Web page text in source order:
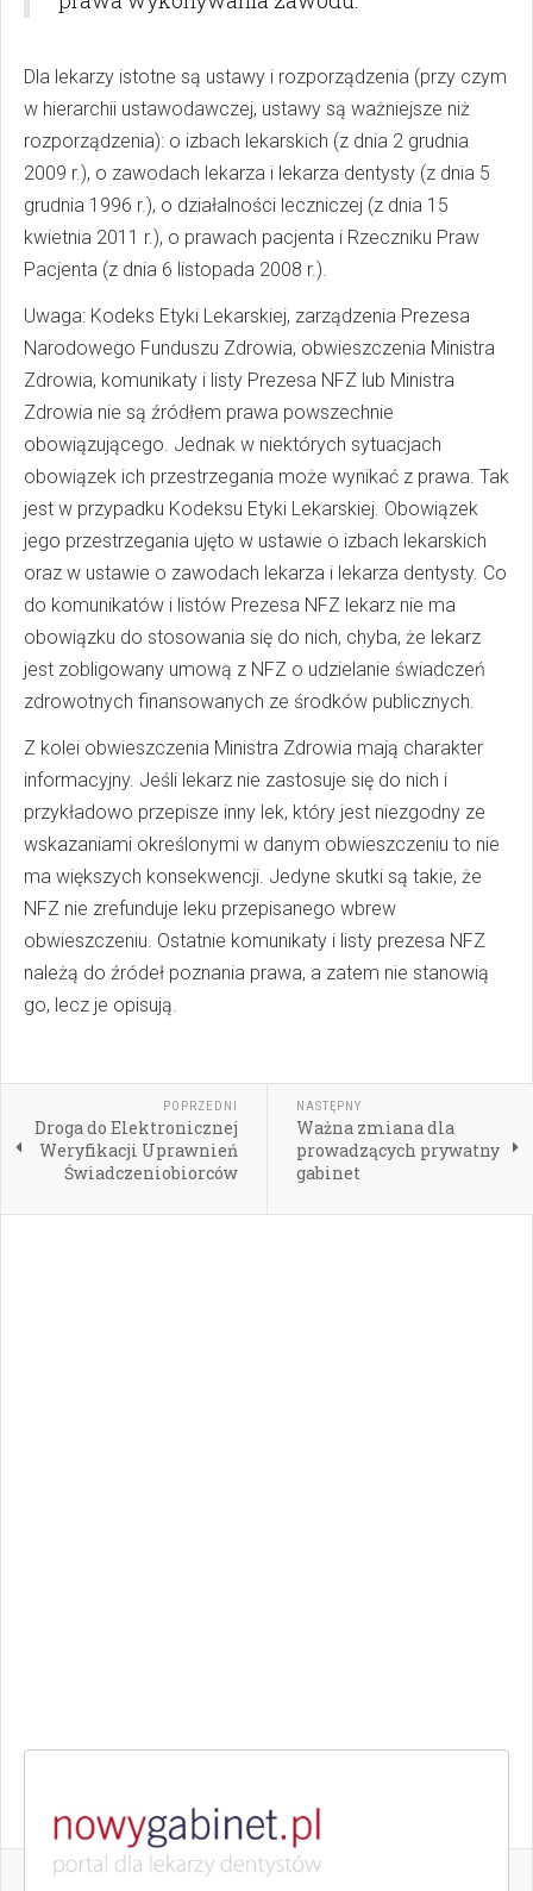
Dla lekarzy istotne są ustawy i rozporządzenia (przy czym
w hierarchii ustawodawczej, ustawy są ważniejsze niż
rozporządzenia): o izbach lekarskich (z dnia 2 grudnia
2009 r.), o zawodach lekarza i lekarza dentysty (z dnia 5
grudnia 1996 r.), o działalności leczniczej (z dnia 15
kwietnia 2011 r.), o prawach pacjenta i Rzeczniku Praw
Pacjenta (z dnia 6 listopada 2008 r.).
Uwaga: Kodeks Etyki Lekarskiej, zarządzenia Prezesa
Narodowego Funduszu Zdrowia, obwieszczenia Ministra
Zdrowia, komunikaty i listy Prezesa NFZ lub Ministra
Zdrowia nie są źródłem prawa powszechnie
obowiązującego. Jednak w niektórych sytuacjach
obowiązek ich przestrzegania może wynikać z prawa. Tak
jest w przypadku Kodeksu Etyki Lekarskiej. Obowiązek
jego przestrzegania ujęto w ustawie o izbach lekarskich
oraz w ustawie o zawodach lekarza i lekarza dentysty. Co
do komunikatów i listów Prezesa NFZ lekarz nie ma
obowiązku do stosowania się do nich, chyba, że lekarz
jest zobligowany umową z NFZ o udzielanie świadczeń
zdrowotnych finansowanych ze środków publicznych.
Z kolei obwieszczenia Ministra Zdrowia mają charakter
informacyjny. Jeśli lekarz nie zastosuje się do nich i
przykładowo przepisze inny lek, który jest niezgodny ze
wskazaniami określonymi w danym obwieszczeniu to nie
ma większych konsekwencji. Jedyne skutki są takie, że
NFZ nie zrefunduje leku przepisanego wbrew
obwieszczeniu. Ostatnie komunikaty i listy prezesa NFZ
należą do źródeł poznania prawa, a zatem nie stanowią
go, lecz je opisują.
POPRZEDNI
Droga do Elektronicznej
Weryfikacji Uprawnień
Świadczeniobiorców
NASTĘPNY
Ważna zmiana dla
prowadzących prywatny
gabinet